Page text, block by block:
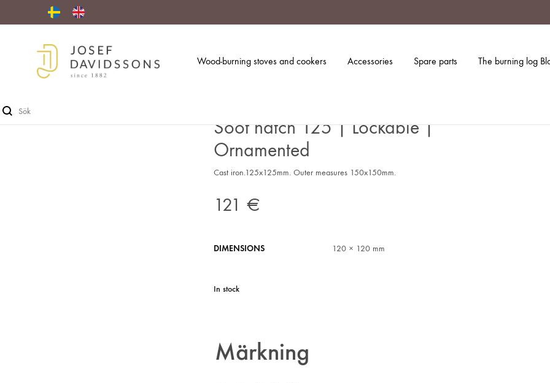
Wood-burning stoves and cookers Accessories Spare parts The burning log
Sök
Soot hatch 125 | Lockable |
Ornamented
Cast iron.125x125mm. Outer measures 150x150mm.
121 €
DIMENSIONS 120 × 120 mm
In stock
Märkning